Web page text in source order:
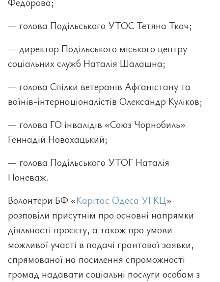
— голова Подільського УТОС Тетяна Ткач;
— директор Подільського міського центру
соціальних служб Наталія Шалашна;
— голова Спілки ветеранів Афганістану та
воїнів-інтернаціоналістів Олександр Куліков;
— голова ГО інвалідів «Союз Чорнобиль»
Геннадій Новохацький;
— голова Подільського УТОГ Наталія
Поневаж.
Волонтери БФ «Карітас Одеса УГКЦ»
розповіли присутнім про основні напрямки
діяльності проєкту, а також про умови
можливої участі в подачі грантової заявки,
спрямованої на посилення спроможності
громад надавати соціальні послуги особам з